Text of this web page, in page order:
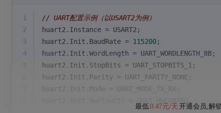
1
// UART配置示例（以USART2为例）
2
huart2.Instance = USART2;
3
huart2.Init.BaudRate = 115200;
4
huart2.Init.WordLength = UART_WORDLENGTH_8B;
5
huart2.Init.StopBits = UART_STOPBITS_1;
huart2.Init.Parity = UART_PARITY_NONE;
huart2.Init.Mode = UART_MODE_TX_RX;
最低0.47元/天 开通会员,解